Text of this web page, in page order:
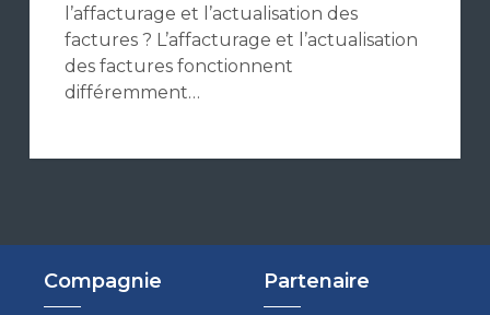
l’affacturage et l’actualisation des
factures ? L’affacturage et l’actualisation
des factures fonctionnent
différemment…
Compagnie Partenaire